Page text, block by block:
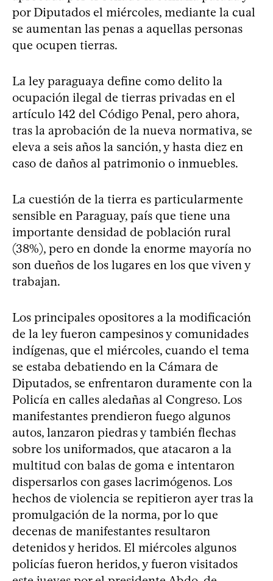
por Diputados el miércoles, mediante la cual
se aumentan las penas a aquellas personas
que ocupen tierras.
La ley paraguaya define como delito la
ocupación ilegal de tierras privadas en el
artículo 142 del Código Penal, pero ahora,
tras la aprobación de la nueva normativa, se
eleva a seis años la sanción, y hasta diez en
caso de daños al patrimonio o inmuebles.
La cuestión de la tierra es particularmente
sensible en Paraguay, país que tiene una
importante densidad de población rural
(38%), pero en donde la enorme mayoría no
son dueños de los lugares en los que viven y
trabajan.
Los principales opositores a la modificación
de la ley fueron campesinos y comunidades
indígenas, que el miércoles, cuando el tema
se estaba debatiendo en la Cámara de
Diputados, se enfrentaron duramente con la
Policía en calles aledañas al Congreso. Los
manifestantes prendieron fuego algunos
autos, lanzaron piedras y también flechas
sobre los uniformados, que atacaron a la
multitud con balas de goma e intentaron
dispersarlos con gases lacrimógenos. Los
hechos de violencia se repitieron ayer tras la
promulgación de la norma, por lo que
decenas de manifestantes resultaron
detenidos y heridos. El miércoles algunos
policías fueron heridos, y fueron visitados